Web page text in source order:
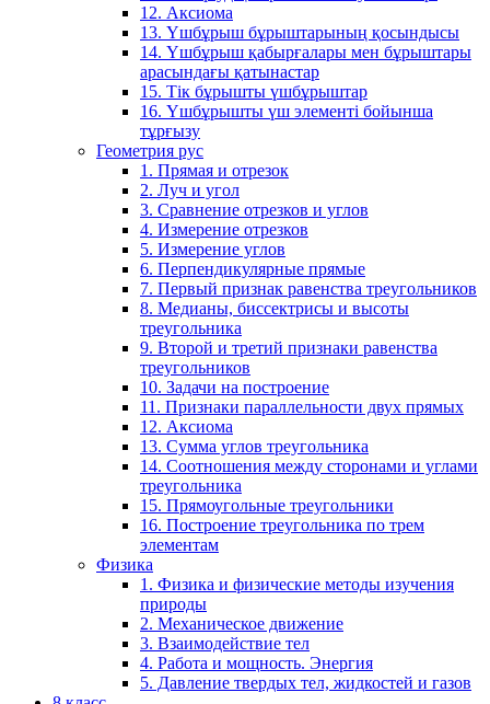
12. Аксиома
13. Үшбұрыш бұрыштарының қосындысы
14. Үшбұрыш қабырғалары мен бұрыштары
арасындағы қатынастар
15. Тік бұрышты үшбұрыштар
16. Үшбұрышты үш элементі бойынша
тұрғызу
Геометрия рус
1. Прямая и отрезок
2. Луч и угол
3. Сравнение отрезков и углов
4. Измерение отрезков
5. Измерение углов
6. Перпендикулярные прямые
7. Первый признак равенства треугольников
8. Медианы, биссектрисы и высоты
треугольника
9. Второй и третий признаки равенства
треугольников
10. Задачи на построение
11. Признаки параллельности двух прямых
12. Аксиома
13. Сумма углов треугольника
14. Соотношения между сторонами и углами
треугольника
15. Прямоугольные треугольники
16. Построение треугольника по трем
элементам
Физика
1. Физика и физические методы изучения
природы
2. Механическое движение
3. Взаимодействие тел
4. Работа и мощность. Энергия
5. Давление твердых тел, жидкостей и газов